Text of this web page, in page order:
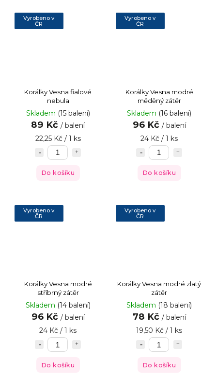
Vyrobeno v
ČR
Korálky Vesna fialové
nebula
Skladem (15 balení)
89 Kč / balení
22,25 Kč / 1 ks
Do košíku
Vyrobeno v
ČR
Korálky Vesna modré
měděný zátěr
Skladem (16 balení)
96 Kč / balení
24 Kč / 1 ks
Do košíku
Vyrobeno v
ČR
Korálky Vesna modré
stříbrný zátěr
Skladem (14 balení)
96 Kč / balení
24 Kč / 1 ks
Do košíku
Vyrobeno v
ČR
Korálky Vesna modré zlatý
zátěr
Skladem (18 balení)
78 Kč / balení
19,50 Kč / 1 ks
Do košíku